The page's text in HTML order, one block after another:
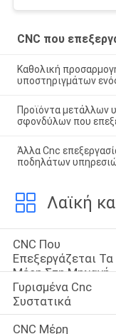
CNC που
Καθολική
υποστηριγμάτων
Προϊόντα μετάλλων
σφονδύλων που
Άλλα Cnc
ποδηλάτων
Λαϊκή
CNC Που
Επεξεργάζεται Τα
Μέρη Στη Μηχανή
Γυρισμένα Cnc
Συστατικά
CNC Μέρη